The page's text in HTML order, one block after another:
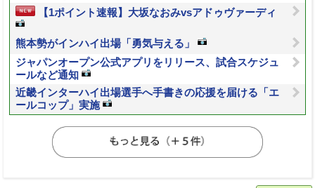
【1ポイント速報】大坂なおみvsアドゥヴァーディ
熊本勢がインハイ出場「勇気与える」
ジャパンオープン公式アプリをリリース、試合スケジュ
ールなど通知
近畿インターハイ出場選手へ手書きの応援を届ける「エ
ールコップ」実施